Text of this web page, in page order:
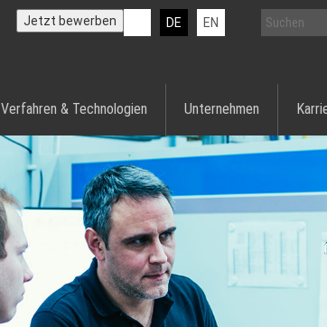
DE EN
Jetzt bewerben
Verfahren & Technologien Unternehmen